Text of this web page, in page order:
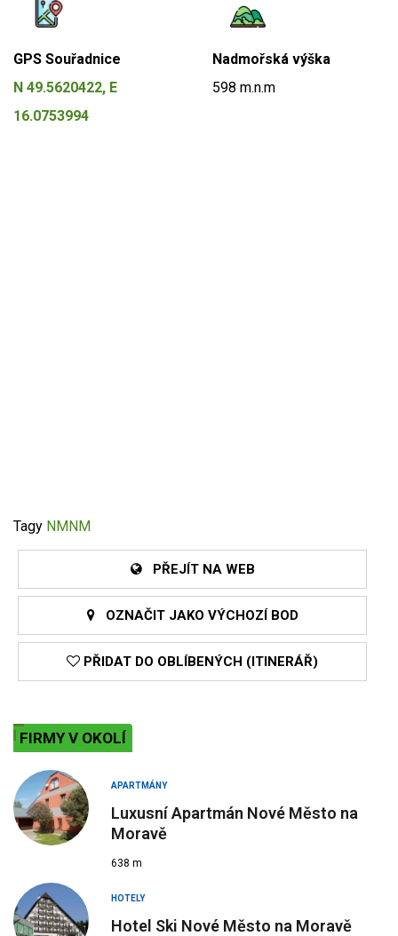
GPS Souřadnice
N 49.5620422, E
16.0753994
Nadmořská výška
598 m.n.m
Tagy NMNM
PŘEJÍT NA WEB
OZNAČIT JAKO VÝCHOZÍ BOD
PŘIDAT DO OBLÍBENÝCH (ITINERÁŘ)
FIRMY V OKOLÍ
APARTMÁNY
Luxusní Apartmán Nové Město na
Moravě
638 m
HOTELY
Hotel Ski Nové Město na Moravě